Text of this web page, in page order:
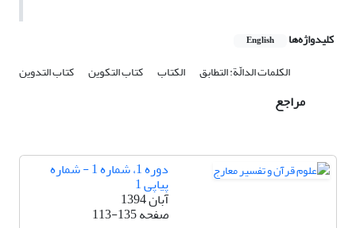
کلیدواژه‌ها English
الکلمات الدالّة: التطابق الکتاب کتاب التکوین کتاب التدوین
مراجع
دوره 1، شماره 1 - شماره
پیاپی 1
آبان 1394
صفحه113-135